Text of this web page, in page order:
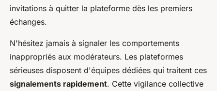
invitations à quitter la plateforme dès les premiers
échanges.
N'hésitez jamais à signaler les comportements
inappropriés aux modérateurs. Les plateformes
sérieuses disposent d'équipes dédiées qui traitent ces
signalements rapidement. Cette vigilance collective